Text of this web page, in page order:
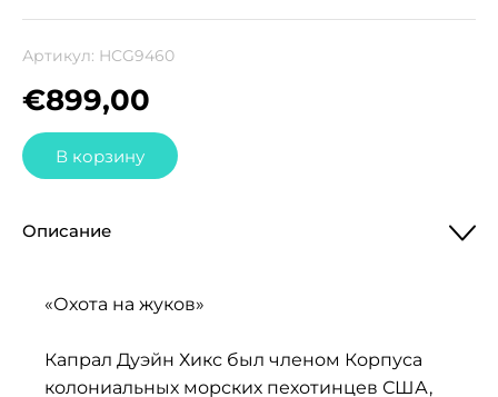
Артикул: HCG9460
€899,00
В корзину
Описание
«Охота на жуков»
Капрал Дуэйн Хикс был членом Корпуса
колониальных морских пехотинцев США,